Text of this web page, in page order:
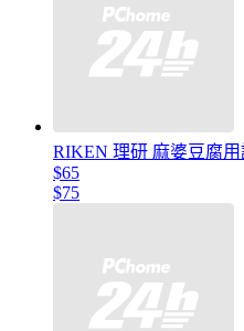
RIKEN 理研 麻婆豆腐
$65
$75